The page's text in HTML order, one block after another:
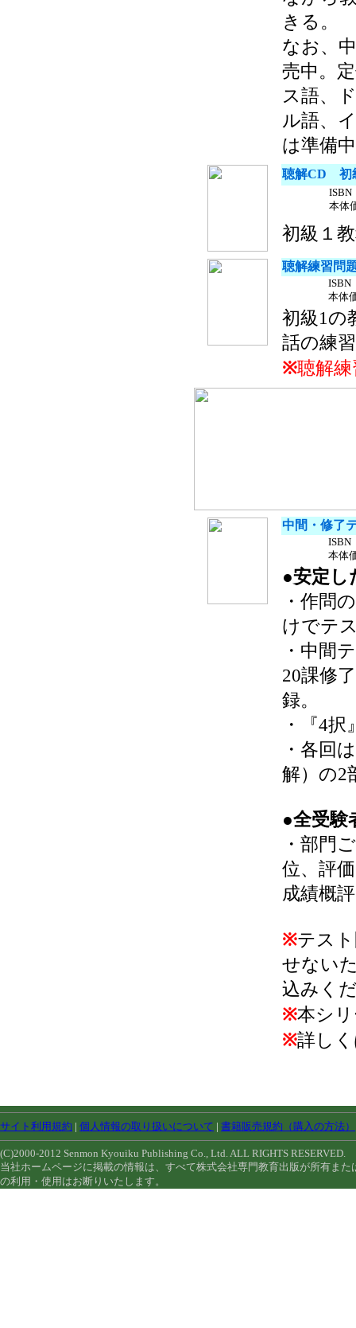
きる。
なお、
売中。
ス語、
ル語、
は準備
聴解CD 初
本体
初級１
聴解練習問
ISBN
本体
初級1の
話の練
※聴解
中間・修了
ISBN
本体
●安定し
・作問
けでテ
・中間
20課修
録。
・『4
・各回
解）の2
●全受験
・部門
位、評
成績概
※テス
せない
込みく
※本シ
※詳し
サイト利用規約 | 個人情報の取り扱いについて | 書籍販売規約（購入の方法）
(C)2000-2012 Senmon Kyouiku Publishing Co., Ltd. ALL RIGHTS RESERVED.
当社ホームページに掲載の情報は、すべて株式会社専門教育出版が所有ま
の利用・使用はお断りいたします。